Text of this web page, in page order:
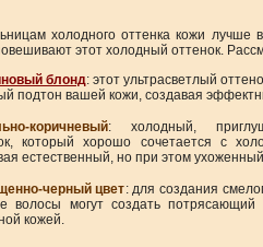
холодного оттенка кожи лучше
этот холодный оттенок.
блонд: этот ультрасветлый
подтон вашей кожи, создавая
коричневый: холодный,
который хорошо сочетается с
естественный, но при этом
черный цвет: для создания
волосы могут создать потрясающий
кожей.